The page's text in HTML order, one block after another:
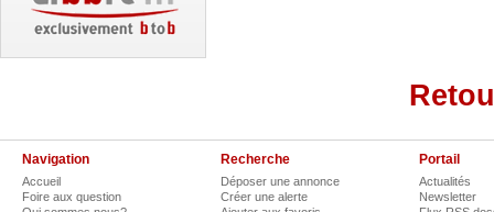
Navigation
Accueil
Foire aux question
Recherche
Déposer une annonce
Créer une alerte
Portail
Actualités
Newsletter